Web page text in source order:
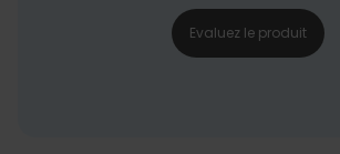
Evaluez le produit